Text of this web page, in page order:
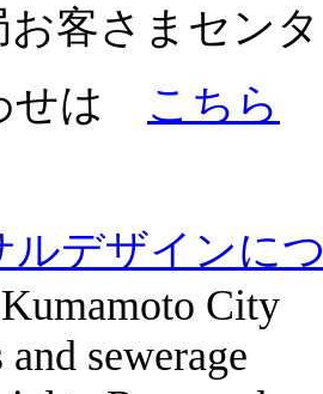
客さまセン
せは こちら
ルデザインに